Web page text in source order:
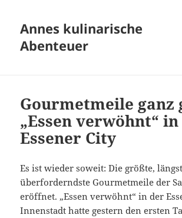
Annes kulinarische
Abenteuer
Gourmetmeile ganz
„Essen verwöhnt“
Essener City
Es ist wieder soweit: Die größte,
überforderndste Gourmetmeile der
eröffnet. „Essen verwöhnt“ in der
Innenstadt hatte gestern den ersten